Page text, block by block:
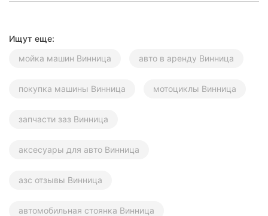
Ищут еще:
мойка машин Винница
авто в аренду Винница
покупка машины Винница мотоциклы Винница
запчасти заз Винница
аксесуары для авто Винница
азс отзывы Винница
автомобильная стоянка Винница